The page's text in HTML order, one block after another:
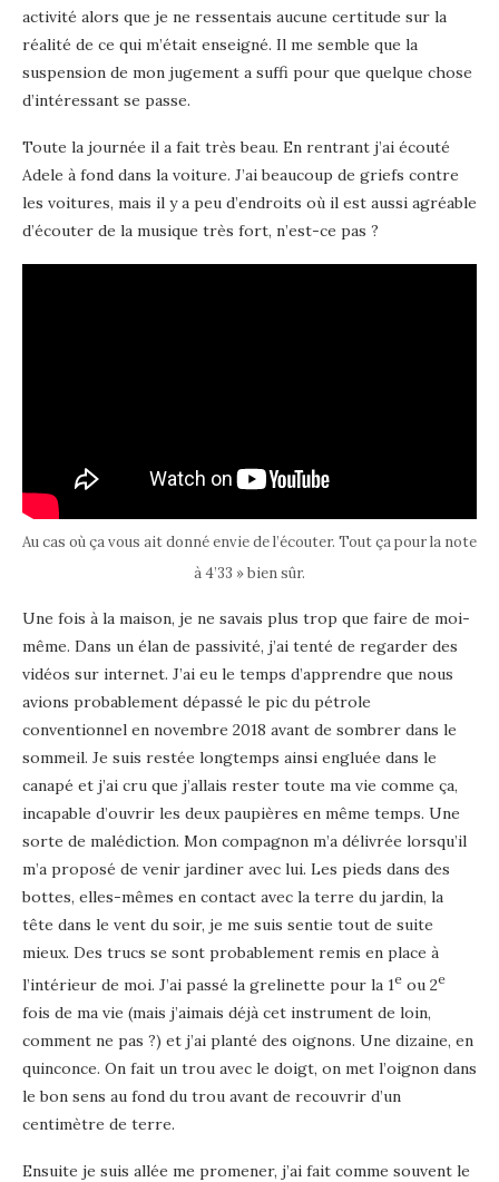
activité alors que je ne ressentais aucune certitude sur la
réalité de ce qui m’était enseigné. Il me semble que la
suspension de mon jugement a suffi pour que quelque chose
d’intéressant se passe.
Toute la journée il a fait très beau. En rentrant j’ai écouté
Adele à fond dans la voiture. J’ai beaucoup de griefs contre
les voitures, mais il y a peu d’endroits où il est aussi agréable
d’écouter de la musique très fort, n’est-ce pas ?
Au cas où ça vous ait donné envie de l’écouter. Tout ça pour la note
à 4’33 » bien sûr.
Une fois à la maison, je ne savais plus trop que faire de moi-
même. Dans un élan de passivité, j’ai tenté de regarder des
vidéos sur internet. J’ai eu le temps d’apprendre que nous
avions probablement dépassé le pic du pétrole
conventionnel en novembre 2018 avant de sombrer dans le
sommeil. Je suis restée longtemps ainsi engluée dans le
canapé et j’ai cru que j’allais rester toute ma vie comme ça,
incapable d’ouvrir les deux paupières en même temps. Une
sorte de malédiction. Mon compagnon m’a délivrée lorsqu’il
m’a proposé de venir jardiner avec lui. Les pieds dans des
bottes, elles-mêmes en contact avec la terre du jardin, la
tête dans le vent du soir, je me suis sentie tout de suite
mieux. Des trucs se sont probablement remis en place à
l’intérieur de moi. J’ai passé la grelinette pour la 1e ou 2e
fois de ma vie (mais j’aimais déjà cet instrument de loin,
comment ne pas ?) et j’ai planté des oignons. Une dizaine, en
quinconce. On fait un trou avec le doigt, on met l’oignon dans
le bon sens au fond du trou avant de recouvrir d’un
centimètre de terre.
Ensuite je suis allée me promener, j’ai fait comme souvent le